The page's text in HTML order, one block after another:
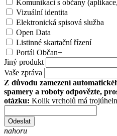
Komunikaci s občany
Vizuální identita
Elektronická spisová služba
Open Data
Listinné skartační řízení
Portál Občan+
Jiný produkt
Vaše zpráva
Z důvodu zamezení
spamery a roboty odpovězte,
otázku: Kolik vrcholů má
Odeslat
nahoru